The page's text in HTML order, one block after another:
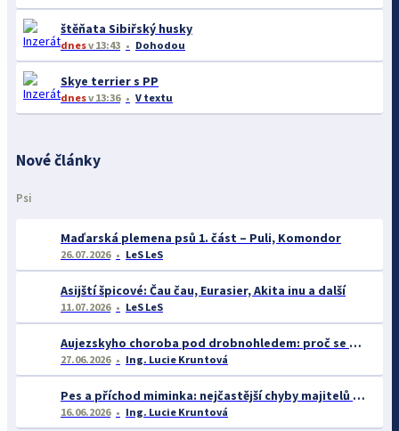
štěňata Sibiřský husky
dnesv 13:43 Dohodou
Skye terrier s PP
dnesv 13:36 V textu
Nové články
Psi
Maďarská plemena psů 1. část – Puli, Komondor
26.07.2026 LeS LeS
Asijští špicové: Čau čau, Eurasier, Akita inu a další
11.07.2026 LeS LeS
Aujezskyho choroba pod drobnohledem: proč se o ní nyní mluví více než dříve
27.06.2026 Ing. Lucie Kruntová
Pes a příchod miminka: nejčastější chyby majitelů a jak se jim vyhnout
16.06.2026 Ing. Lucie Kruntová